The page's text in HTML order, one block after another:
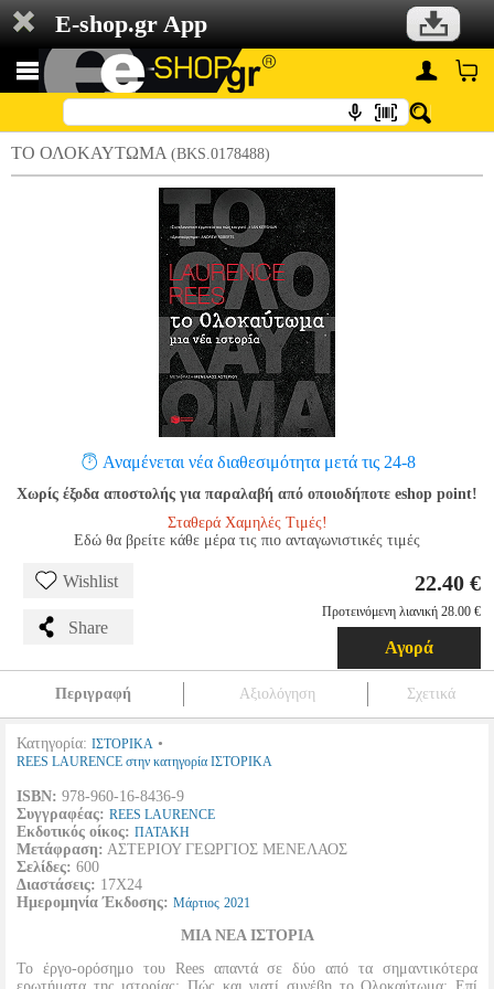
E-shop.gr App
ΤΟ ΟΛΟΚΑΥΤΩΜΑ (BKS.0178488)
Αναμένεται νέα διαθεσιμότητα μετά τις 24-8
Χωρίς έξοδα αποστολής για παραλαβή από οποιοδήποτε eshop point!
Σταθερά Χαμηλές Τιμές!
Εδώ θα βρείτε κάθε μέρα τις πιο ανταγωνιστικές τιμές
Wishlist
Share
22.40 €
Προτεινόμενη λιανική 28.00 €
Αγορά
Περιγραφή Αξιολόγηση Σχετικά
Κατηγορία: ΙΣΤΟΡΙΚΑ •
REES LAURENCE στην κατηγορία ΙΣΤΟΡΙΚΑ
ISBN: 978-960-16-8436-9
Συγγραφέας: REES LAURENCE
Εκδοτικός οίκος: ΠΑΤΑΚΗ
Μετάφραση: ΑΣΤΕΡΙΟΥ ΓΕΩΡΓΙΟΣ ΜΕΝΕΛΑΟΣ
Σελίδες: 600
Διαστάσεις: 17Χ24
Ημερομηνία Έκδοσης: Μάρτιος 2021
ΜΙΑ ΝΕΑ ΙΣΤΟΡΙΑ
Το έργο-ορόσημο του Rees απαντά σε δύο από τα σημαντικότερα